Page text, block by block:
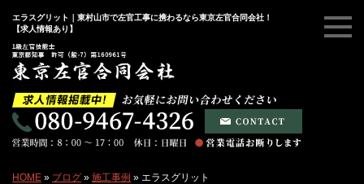
エラスグリット｜東村山市で左官工事に携わるなら東京左官合同会社！
【求人情報あり】
HOME » ブログ » 施工事例 » エラスグリット